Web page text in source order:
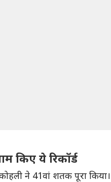
किए ये रिकॉर्ड
ने 41वां शतक पूरा